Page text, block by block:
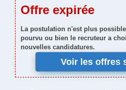
Offre expirée
La postulation n'est plus
pourvu ou bien le recruteur a
nouvelles candidatures.
Voir les offres